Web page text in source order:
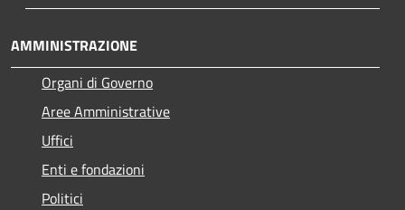
AMMINISTRAZIONE
Organi di Governo
Aree Amministrative
Uffici
Enti e fondazioni
Politici